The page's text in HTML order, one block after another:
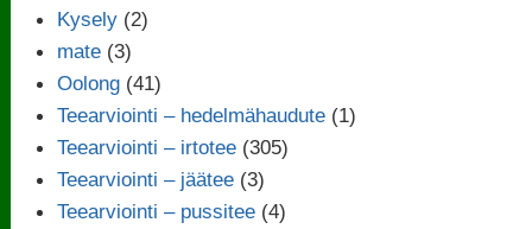
Kysely (2)
mate (3)
Oolong (41)
Teearviointi – hedelmähaudute (1)
Teearviointi – irtotee (305)
Teearviointi – jäätee (3)
Teearviointi – pussitee (4)